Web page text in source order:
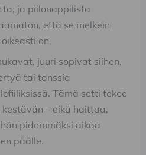
ja piilonappilista
että se melkein
on.
juuri sopivat siihen,
tai tanssia
Tämä setti tekee
– eikä haittaa,
pidemmäksi aikaa
päälle.